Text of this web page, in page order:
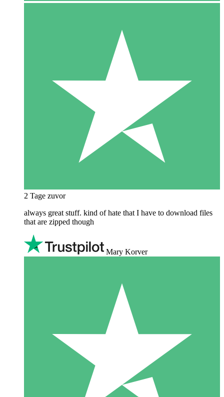
2 Tage zuvor
always great stuff. kind of hate that I have to download files
that are zipped though
Mary Korver